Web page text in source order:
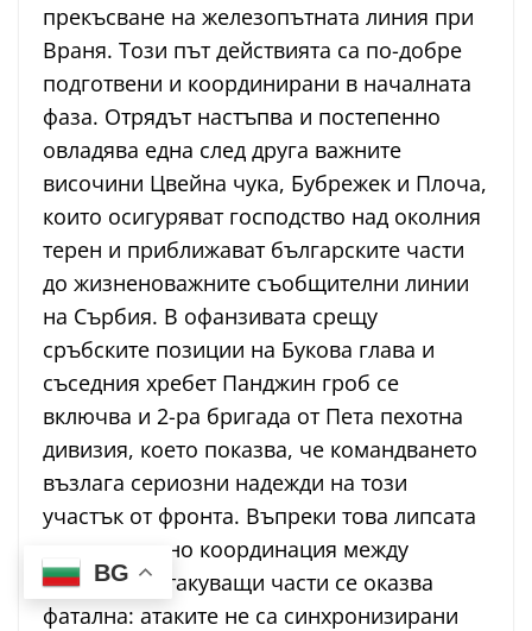
прекъсване на железопътната линия при
Враня. Този път действията са по-добре
подготвени и координирани в началната
фаза. Отрядът настъпва и постепенно
овладява една след друга важните
височини Цвейна чука, Бубрежек и Плоча,
които осигуряват господство над околния
терен и приближават българските части
до жизненоважните съобщителни линии
на Сърбия. В офанзивата срещу
сръбските позиции на Букова глава и
съседния хребет Панджин гроб се
включва и 2-ра бригада от Пета пехотна
дивизия, което показва, че командването
възлага сериозни надежди на този
участък от фронта. Въпреки това липсата
на достатъчно координация между
отделните атакуващи части се оказва
фатална: атаките не са синхронизирани
BG